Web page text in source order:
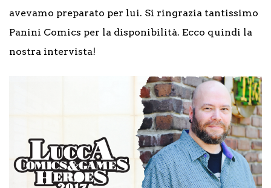
avevamo preparato per lui. Si ringrazia tantissimo
Panini Comics per la disponibilità. Ecco quindi la
nostra intervista!